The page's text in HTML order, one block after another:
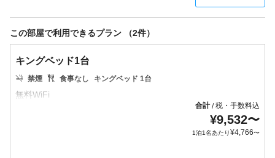
この部屋で利用できるプラン （2件）
キングベッド1台
禁煙 食事なし キングベッド 1台
合計/税・手数料込
¥9,532〜
1泊1名あたり¥4,766〜